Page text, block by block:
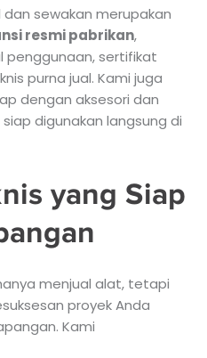
sewakan merupakan
resmi pabrikan,
penggunaan, sertifikat
purna jual. Kami juga
dengan aksesori dan
digunakan langsung di
yang Siap
menjual alat, tetapi
proyek Anda
Kami